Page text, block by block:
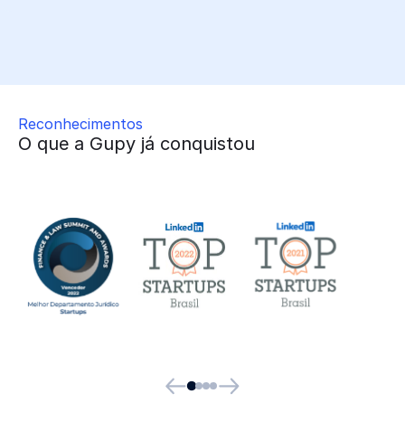
O que a Gupy já conquistou
Reconhecimentos